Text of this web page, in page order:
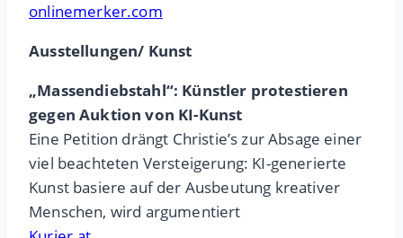
onlinemerker.com
Ausstellungen/ Kunst
„Massendiebstahl“: Künstler protestieren
gegen Auktion von KI-Kunst
Eine Petition drängt Christie’s zur Absage einer
viel beachteten Versteigerung: KI-generierte
Kunst basiere auf der Ausbeutung kreativer
Menschen, wird argumentiert